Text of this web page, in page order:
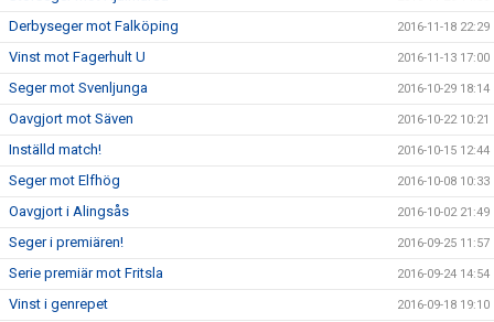
Derbyseger mot Falköping 2016-11-18 22:29
Vinst mot Fagerhult U 2016-11-13 17:00
Seger mot Svenljunga 2016-10-29 18:14
Oavgjort mot Säven 2016-10-22 10:21
Inställd match! 2016-10-15 12:44
Seger mot Elfhög 2016-10-08 10:33
Oavgjort i Alingsås 2016-10-02 21:49
Seger i premiären! 2016-09-25 11:57
Serie premiär mot Fritsla 2016-09-24 14:54
Vinst i genrepet 2016-09-18 19:10